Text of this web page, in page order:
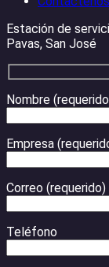
Estación de
Pavas, San José
Nombre
Empresa
Correo (requerido)
Teléfono